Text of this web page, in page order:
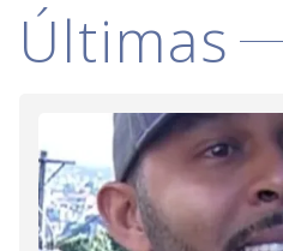
Últimas